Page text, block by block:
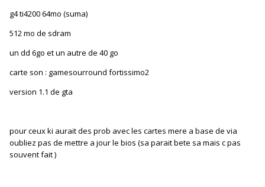
g4 ti4200 64mo (suma)
512 mo de sdram
un dd 6go et un autre de 40 go
carte son : gamesourround fortissimo2
version 1.1 de gta
pour ceux ki aurait des prob avec les cartes mere a base de via
oubliez pas de mettre a jour le bios (sa parait bete sa mais c pas
souvent fait )